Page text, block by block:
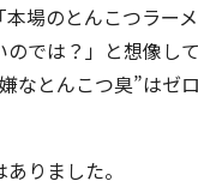
本場のとんこつラー
のでは？」と想像し
なとんこつ臭”はゼロ
りました。